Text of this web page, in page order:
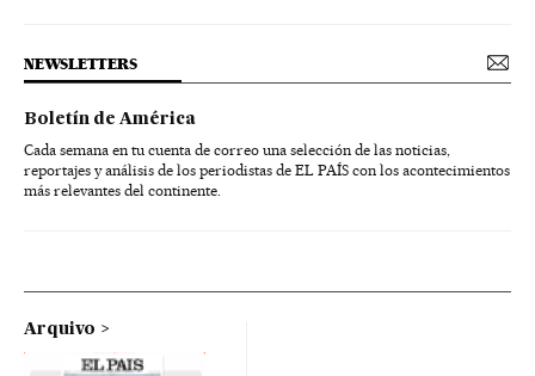
NEWSLETTERS
Boletín de América
Cada semana en tu cuenta de correo una selección de las noticias,
reportajes y análisis de los periodistas de EL PAÍS con los acontecimientos
más relevantes del continente.
Arquivo